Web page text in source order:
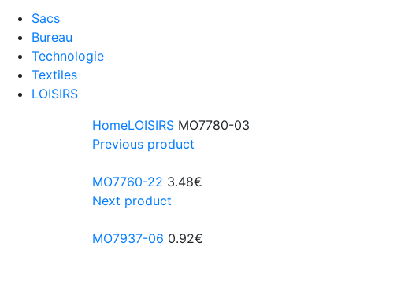
Sacs
Bureau
Technologie
Textiles
LOISIRS
HomeLOISIRS MO7780-03
Previous product
MO7760-22 3.48€
Next product
MO7937-06 0.92€